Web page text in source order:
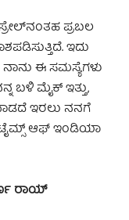
ಪ್ರಬಲ
ಇದು
ಈ ಸಮಸ್ಯೆಗಳು
ಬಳಿ ಮೈಕ್ ಇತ್ತು,
ಇರಲು ನನಗೆ
ಆಫ್ ಇಂಡಿಯಾ
ರಾಯ್